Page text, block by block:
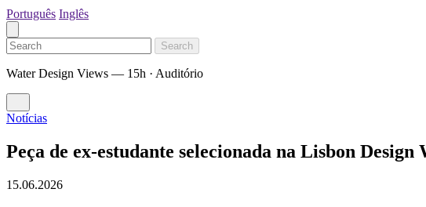
Português Inglês
Search
Water Design Views — 15h · Auditório
Notícias
Peça de ex-estudante selecionada na Lisbon Design
15.06.2026